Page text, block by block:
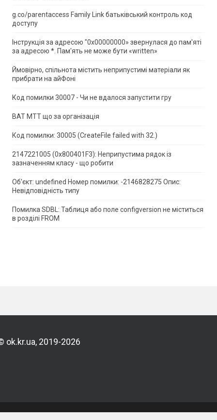
g.co/parentaccess Family Link батьківський контроль код
доступу
Інструкція за адресою "0x00000000» звернулася до пам'яті
за адресою *. Пам'ять не може бути «written»
Ймовірно, спільнота містить неприпустимі матеріали як
прибрати на айФоні
Код помилки 30007 - Чи не вдалося запустити гру
ВАТ МТТ що за організація
Код помилки: 30005 (CreateFile failed with 32.)
2147221005 (0x800401F3): Неприпустима рядок із
зазначенням класу - що робити
Об'єкт: undefined Номер помилки: -2146828275 Опис:
Невідповідність типу
Помилка SDBL: Таблиця або поле configversion не міститься
в розділі FROM
ok.kr.ua, 2019-2026